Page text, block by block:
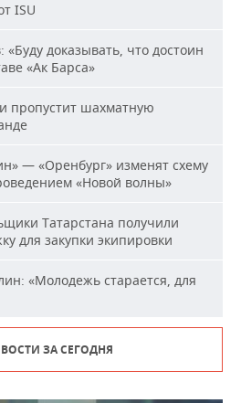
ISU
«Буду доказывать, что достоин
«Ак Барса»
пропустит шахматную
— «Оренбург» изменят схему
«Новой волны»
Татарстана получили
для закупки экипировки
«Молодежь старается, для
ЗА СЕГОДНЯ